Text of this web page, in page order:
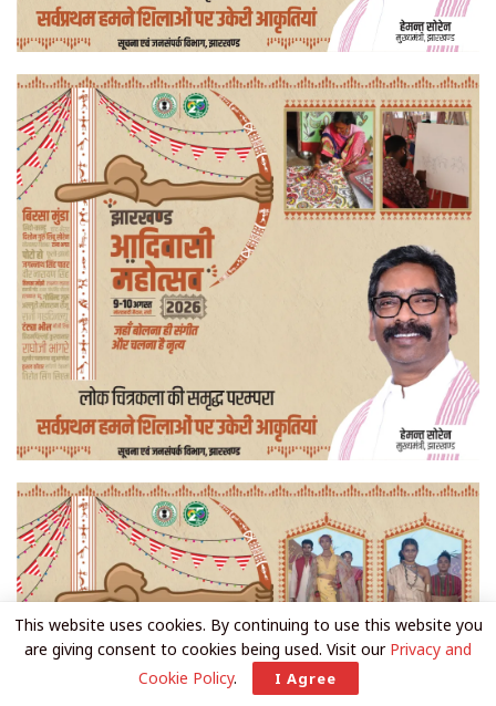
This website uses cookies. By continuing to use this website you
are giving consent to cookies being used. Visit our Privacy and
Cookie Policy. I Agree